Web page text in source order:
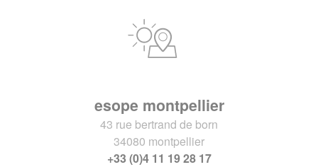
esope montpellier
43 rue bertrand de born
34080 montpellier
+33 (0)4 11 19 28 17